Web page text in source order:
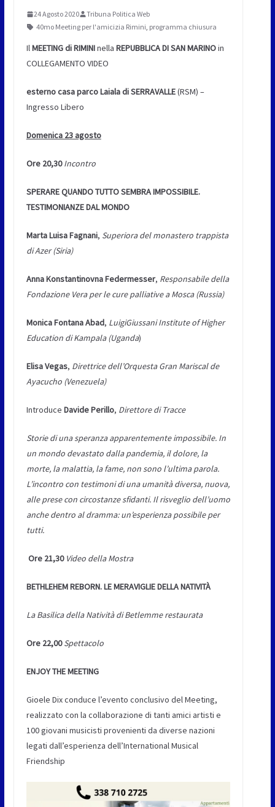
24 Agosto 2020
Tribuna Politica Web
40mo Meeting per l'amicizia Rimini, programma chiusura
IlMEETING di RIMINInella REPUBBLICA DI SAN MARINOin
COLLEGAMENTO VIDEO
esterno casa parco Laiala di SERRAVALLE(RSM) –
Ingresso Libero
Domenica 23 agosto
Ore 20,30Incontro
SPERARE QUANDO TUTTO SEMBRA IMPOSSIBILE.
TESTIMONIANZE DAL MONDO
Marta Luisa Fagnani, Superiora del monastero trappista
di Azer (Siria)
Anna Konstantinovna Federmesser, Responsabile della
Fondazione Vera per le cure palliative a Mosca (Russia)
Monica Fontana Abad, LuigiGiussani Institute of Higher
Education di Kampala (Uganda)
Elisa Vegas, Direttrice dell’Orquesta Gran Mariscal de
Ayacucho (Venezuela)
Introduce Davide Perillo, Direttore di Tracce
Storie di una speranza apparentemente impossibile. In
un mondo devastato dalla pandemia, il dolore, la
morte, la malattia, la fame, non sono l’ultima parola.
L’incontro con testimoni di una umanità diversa, nuova,
alle prese con circostanze sfidanti. Il risveglio dell’uomo
anche dentro al dramma: un’esperienza possibile per
tutti.
Ore 21,30Video della Mostra
BETHLEHEM REBORN. LE MERAVIGLIE DELLA NATIVITÀ
La Basilica della Natività di Betlemme restaurata
Ore 22,00Spettacolo
ENJOY THE MEETING
Gioele Dix conduce l’evento conclusivo del Meeting,
realizzato con la collaborazione di tanti amici artisti e
100 giovani musicisti provenienti da diverse nazioni
legati dall’esperienza dell’International Musical
Friendship